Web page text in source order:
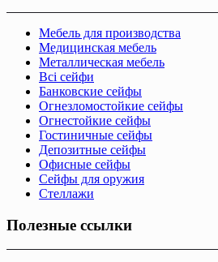
Мебель для производства
Медицинская мебель
Металлическая мебель
Всі сейфи
Банковские сейфы
Огнезломостойкие сейфы
Огнестойкие сейфы
Гостиничные сейфы
Депозитные сейфы
Офисные сейфы
Сейфы для оружия
Стеллажи
Полезные ссылки